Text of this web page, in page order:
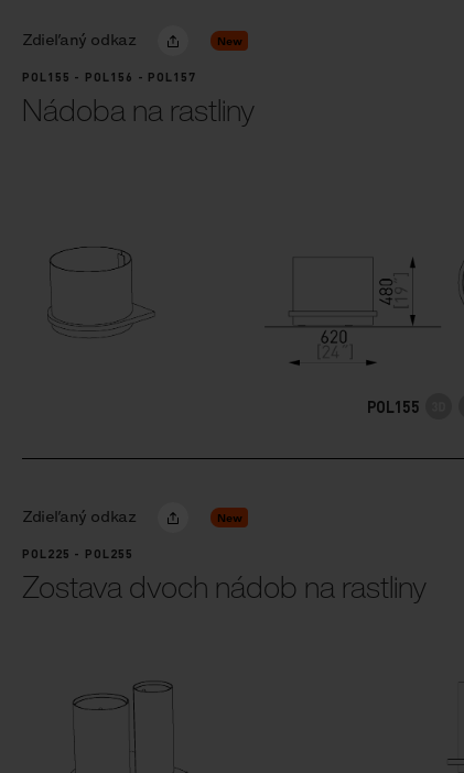
Zdieľaný odkaz New
POL155 - POL156 - POL157
Nádoba na rastliny
POL155
Zdieľaný odkaz New
POL225 - POL255
Zostava dvoch nádob na rastliny